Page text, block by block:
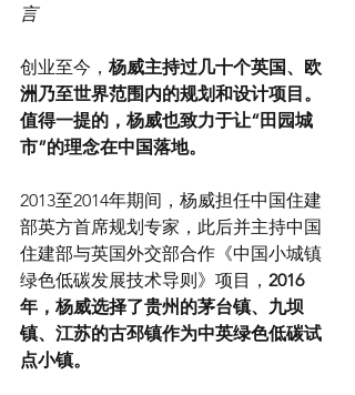
言
创业至今， 杨威主持过几十个英国、欧
洲乃至世界范围内的规划和设计项目。
值得一提的，杨威也致力于让“田园城
市”的理念在中国落地。
2013至2014年期间，杨威担任中国住建
部英方首席规划专家，此后并主持中国
住建部与英国外交部合作《中国小城镇
绿色低碳发展技术导则》项目， 2016
年，杨威选择了贵州的茅台镇、九坝
镇、江苏的古邳镇作为中英绿色低碳试
点小镇。